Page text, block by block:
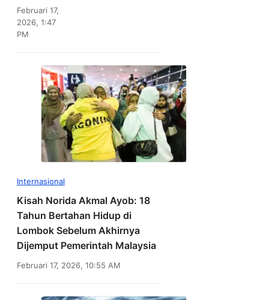
Februari 17,
2026, 1:47
PM
Internasional
Kisah Norida Akmal Ayob: 18
Tahun Bertahan Hidup di
Lombok Sebelum Akhirnya
Dijemput Pemerintah Malaysia
Februari 17, 2026, 10:55 AM